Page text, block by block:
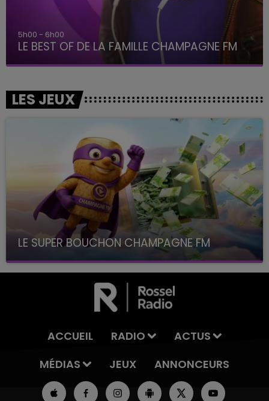
5h00 - 6h00
LE BEST OF DE LA FAMILLE CHAMPAGNE FM
LES JEUX
LE SUPER BOUCHON CHAMPAGNE FM
avec La Famille Champagne FM, à 8H10
ACCUEIL RADIO
ACTUS
MÉDIAS
JEUX ANNONCEURS